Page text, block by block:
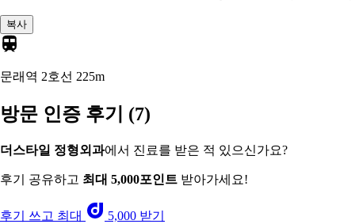
복사
문래역 2호선 225m
방문 인증 후기 (7)
더스타일 정형외과에서 진료를 받은 적 있으신가요?
후기 공유하고 최대 5,000포인트 받아가세요!
후기 쓰고 최대 5,000 받기